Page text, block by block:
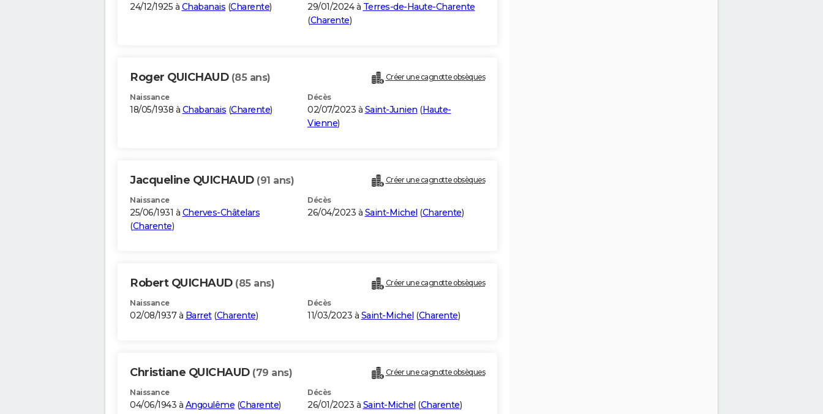
24/12/1925 à Chabanais (Charente) 29/01/2024 à Terres-de-Haute-Charente
(Charente)
Roger QUICHAUD (85 ans) Créer une cagnotte obsèques
Naissance
18/05/1938 à Chabanais (Charente)
Décès
02/07/2023 à Saint-Junien (Haute-
Vienne)
Jacqueline QUICHAUD (91 ans) Créer une cagnotte obsèques
Naissance
25/06/1931 à Cherves-Châtelars
(Charente)
Décès
26/04/2023 à Saint-Michel (Charente)
Robert QUICHAUD (85 ans) Créer une cagnotte obsèques
Naissance
02/08/1937 à Barret(Charente)
Décès
11/03/2023 à Saint-Michel (Charente)
Christiane QUICHAUD (79 ans) Créer une cagnotte obsèques
Naissance
04/06/1943 à Angoulême (Charente)
Décès
26/01/2023 à Saint-Michel (Charente)